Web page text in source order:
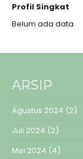
Profil Singkat
Belum ada data
ARSIP
Agustus 2024 (2)
Juli 2024 (2)
Mei 2024 (4)